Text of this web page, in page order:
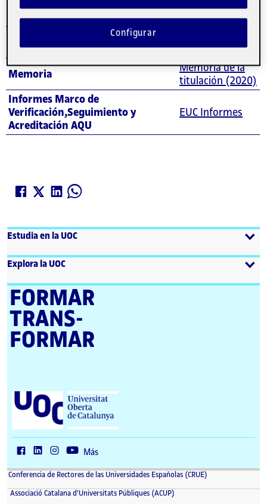
Registro de Universidades, Centros
y Títulos
Memoria
Memoria de la
titulación (2020)
Informes Marco de
Verificación,Seguimiento y
Acreditación AQU
EUC Informes
Estudia en la UOC
Explora la UOC
FORMAR
TRANS­
FORMAR
U
e
i
t
a
Más
Conferencia de Rectores de las Universidades Españolas (CRUE)
Associació Catalana d'Universitats Públiques (ACUP)
Configurar